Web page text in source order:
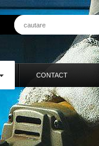
CONTACT